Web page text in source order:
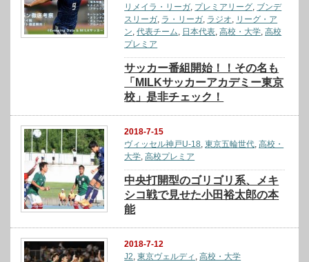
リメイラ・リーガ プレミアリーグ ブンデ
スリーガ ラ・リーガ ラジオ
リーグ・ア
ン ,代表チーム 日本代表 ,高校・大学 ,高校
プレミア
サッカー番組開始！！その名も
「MILKサッカーアカデミー東京
校」是非チェック！
2018-7-15
ヴィッセル神戸U-18 ,東京五輪世代 ,高校・
大学 ,高校プレミア
中央打開型のゴリゴリ系、メキ
シコ戦で見せた小田裕太郎の本
能
2018-7-12
J2 ,東京ヴェルディ ,高校・大学